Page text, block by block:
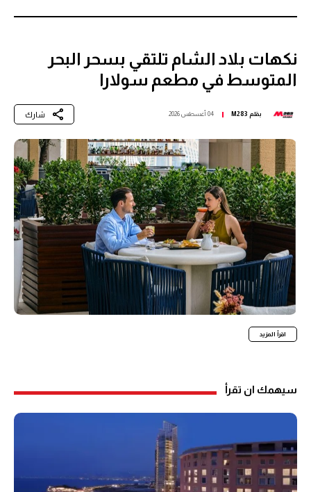
نكهات بلاد الشام تلتقي بسحر البحر
المتوسط في مطعم سولارا
بقلم M283 04 أغسطس 2026 شارك
اقرأ المزيد
سيهمك ان تقرأ